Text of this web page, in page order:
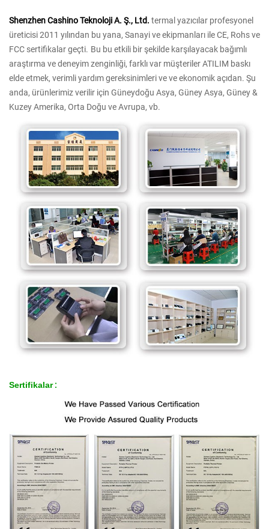
Shenzhen Cashino Teknoloji A. Ş., Ltd. termal yazıcılar profesyonel
üreticisi 2011 yılından bu yana, Sanayi ve ekipmanları ile CE, Rohs ve
FCC sertifikalargeçti. Bu bu etkili bir şekilde karşılayacak bağımlı
araştırma ve deneyim zenginliği, farklı var müşterilerATILIM baskı
elde etmek, verimli yardım gereksinimleri ve veekonomik açıdan. Şu
anda, ürünlerimizverilir için Güneydoğu Asya, Güney Asya, Güney &
Kuzey Amerika, Orta Doğu ve Avrupa, vb.
Sertifikalar: